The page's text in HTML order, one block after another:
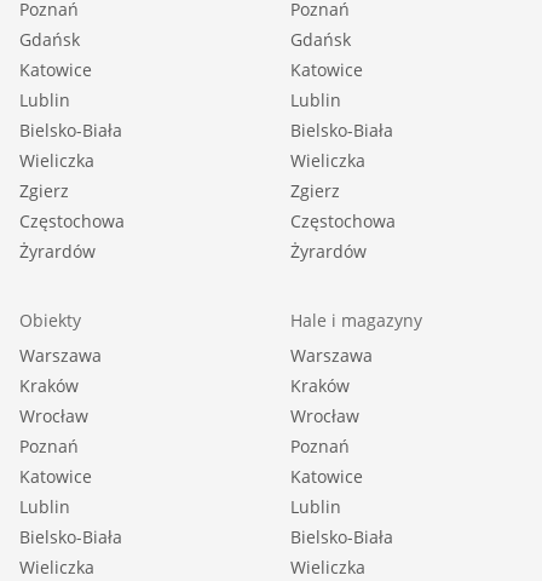
Poznań
Gdańsk
Katowice
Lublin
Bielsko-Biała
Wieliczka
Zgierz
Częstochowa
Żyrardów
Poznań
Gdańsk
Katowice
Lublin
Bielsko-Biała
Wieliczka
Zgierz
Częstochowa
Żyrardów
Obiekty
Warszawa
Kraków
Wrocław
Poznań
Katowice
Lublin
Bielsko-Biała
Wieliczka
Hale i magazyny
Warszawa
Kraków
Wrocław
Poznań
Katowice
Lublin
Bielsko-Biała
Wieliczka